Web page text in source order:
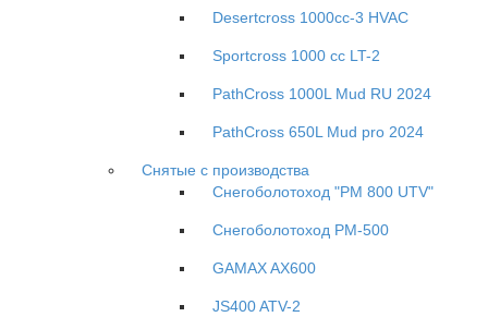
Desertcross 1000cc-3 HVAC
Sportcross 1000 cc LT-2
PathCross 1000L Mud RU 2024
PathCross 650L Mud pro 2024
Снятые с производства
Снегоболотоход "РМ 800 UTV"
Снегоболотоход РМ-500
GAMAX AX600
JS400 ATV-2